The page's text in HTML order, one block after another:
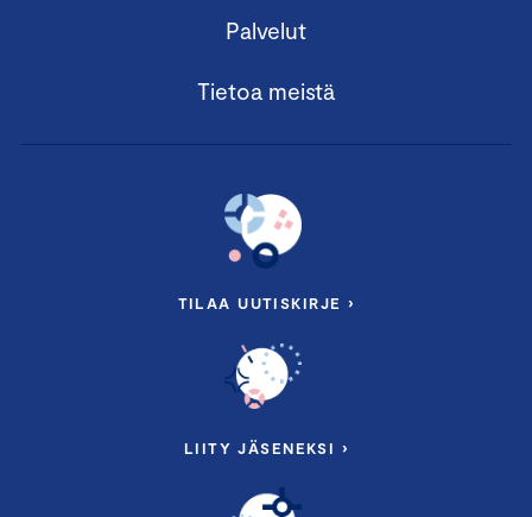
Palvelut
Tietoa meistä
TILAA UUTISKIRJE ›
LIITY JÄSENEKSI ›